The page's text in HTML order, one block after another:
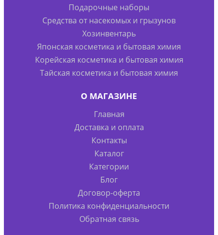
Подарочные наборы
Средства от насекомых и грызунов
Хозинвентарь
Японская косметика и бытовая химия
Корейская косметика и бытовая химия
Тайская косметика и бытовая химия
О МАГАЗИНЕ
Главная
Доставка и оплата
Контакты
Каталог
Категории
Блог
Договор-оферта
Политика конфиденциальности
Обратная связь